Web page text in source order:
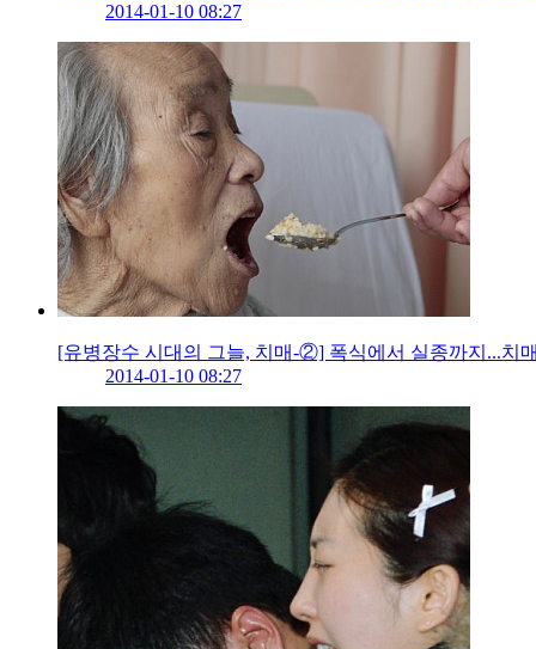
2014-01-10 08:27
[유병장수 시대의 그늘, 치매-②] 폭식에서 실종까지...치
2014-01-10 08:27